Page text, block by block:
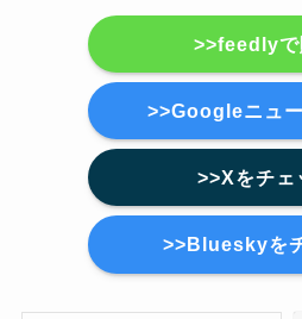
>>feedlyで
>>Googleニュ
>>Xをチェ
>>Blueskyを